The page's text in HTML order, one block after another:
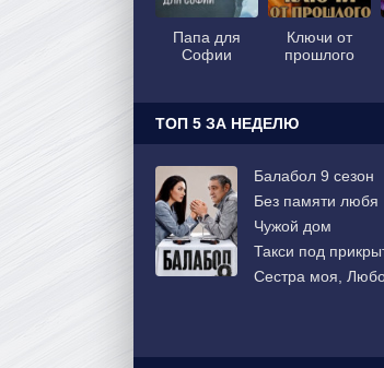
Папа для
Софии
Ключи от
прошлого
ТОП 5 ЗА НЕДЕЛЮ
Балабол 9 сезон
Без памяти любя
Чужой дом
Такси под
Сестра моя,